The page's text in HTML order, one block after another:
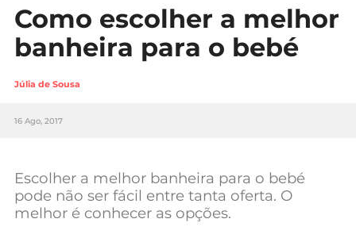
Carreira
Tecnologia
Negócios
Como escolher a melhor
banheira para o bebé
Júlia de Sousa
16 Ago, 2017
Escolher a melhor banheira para o bebé
pode não ser fácil entre tanta oferta. O
melhor é conhecer as opções.